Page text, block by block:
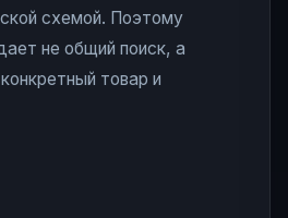
схемой. Поэтому
не общий поиск, а
товар и